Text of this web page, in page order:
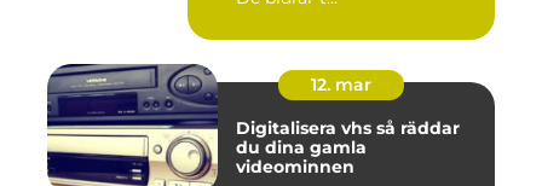
12. mar
Digitalisera vhs så räddar
du dina gamla
videominnen